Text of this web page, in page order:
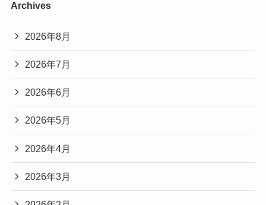
Archives
2026年8月
2026年7月
2026年6月
2026年5月
2026年4月
2026年3月